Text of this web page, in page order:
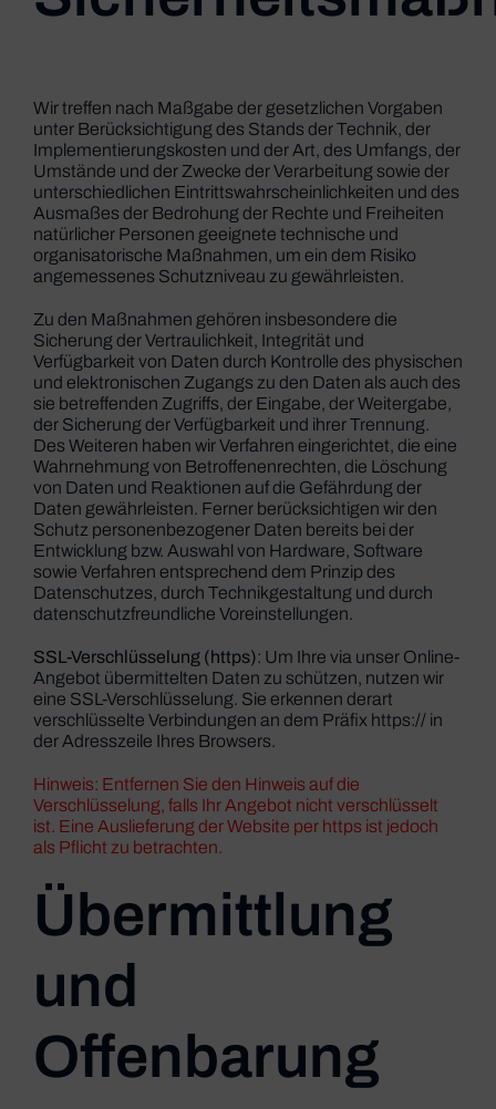
Wir treffen nach Maßgabe der gesetzlichen Vorgaben
unter Berücksichtigung des Stands der Technik, der
Implementierungskosten und der Art, des Umfangs, der
Umstände und der Zwecke der Verarbeitung sowie der
unterschiedlichen Eintrittswahrscheinlichkeiten und des
Ausmaßes der Bedrohung der Rechte und Freiheiten
natürlicher Personen geeignete technische und
organisatorische Maßnahmen, um ein dem Risiko
angemessenes Schutzniveau zu gewährleisten.
Zu den Maßnahmen gehören insbesondere die
Sicherung der Vertraulichkeit, Integrität und
Verfügbarkeit von Daten durch Kontrolle des physischen
und elektronischen Zugangs zu den Daten als auch des
sie betreffenden Zugriffs, der Eingabe, der Weitergabe,
der Sicherung der Verfügbarkeit und ihrer Trennung.
Des Weiteren haben wir Verfahren eingerichtet, die eine
Wahrnehmung von Betroffenenrechten, die Löschung
von Daten und Reaktionen auf die Gefährdung der
Daten gewährleisten. Ferner berücksichtigen wir den
Schutz personenbezogener Daten bereits bei der
Entwicklung bzw. Auswahl von Hardware, Software
sowie Verfahren entsprechend dem Prinzip des
Datenschutzes, durch Technikgestaltung und durch
datenschutzfreundliche Voreinstellungen.
SSL-Verschlüsselung (https): Um Ihre via unser Online-
Angebot übermittelten Daten zu schützen, nutzen wir
eine SSL-Verschlüsselung. Sie erkennen derart
verschlüsselte Verbindungen an dem Präfix https:// in
der Adresszeile Ihres Browsers.
Hinweis: Entfernen Sie den Hinweis auf die
Verschlüsselung, falls Ihr Angebot nicht verschlüsselt
ist. Eine Auslieferung der Website per https ist jedoch
als Pflicht zu betrachten.
Übermittlung
und
Offenbarung